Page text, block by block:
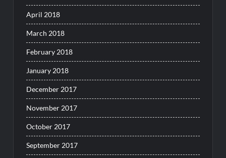
April 2018
March 2018
February 2018
January 2018
December 2017
November 2017
October 2017
September 2017